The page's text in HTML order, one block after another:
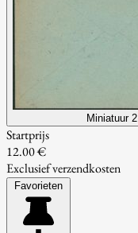
Miniatuur 2
Startprijs
12.00 €
Exclusief verzendkosten
Favorieten